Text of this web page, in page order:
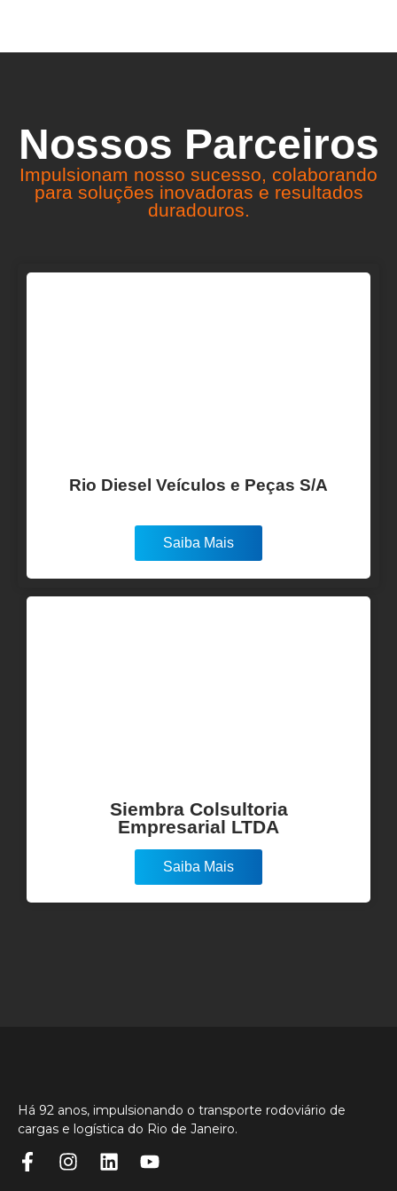
Nossos Parceiros
Impulsionam nosso sucesso, colaborando
para soluções inovadoras e resultados
duradouros.
Rio Diesel Veículos e Peças S/A
Saiba Mais
Siembra Colsultoria
Empresarial LTDA
Saiba Mais
Há 92 anos, impulsionando o transporte rodoviário de
cargas e logística do Rio de Janeiro.